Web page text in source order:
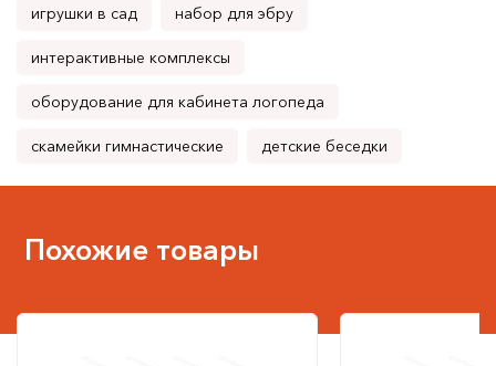
игрушки в сад набор для эбру
интерактивные комплексы
оборудование для кабинета логопеда
скамейки гимнастические детские беседки
Похожие товары